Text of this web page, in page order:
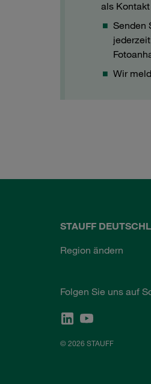
als Kontakt
Senden
Wir
STAUFF
Region ändern
Folgen Sie uns auf
© 2026 STAUFF